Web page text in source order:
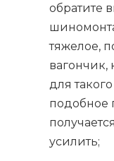
обратите
тяжелое,
вагончик,
для
подобное
усилить;